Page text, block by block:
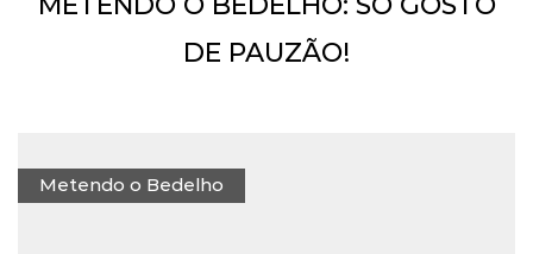
DE PAUZÃO!
Metendo o Bedelho